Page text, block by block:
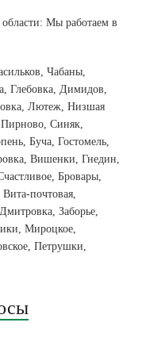
Мы работаем в
Чабаны,
Глебовка, Димидов,
Лютеж, Низшая
Синяк,
Буча, Гостомель,
Вишенки, Гнедин,
Бровары,
почтовая,
Заборье,
Мироцкое,
Петрушки,